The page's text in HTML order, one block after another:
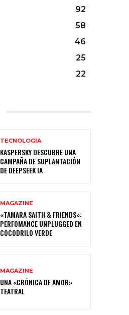
92
58
46
25
22
TECNOLOGÍA
KASPERSKY DESCUBRE UNA
CAMPAÑA DE SUPLANTACIÓN
DE DEEPSEEK IA
MAGAZINE
«TAMARA SAITH & FRIENDS»:
PERFOMANCE UNPLUGGED EN
COCODRILO VERDE
MAGAZINE
UNA «CRÓNICA DE AMOR»
TEATRAL